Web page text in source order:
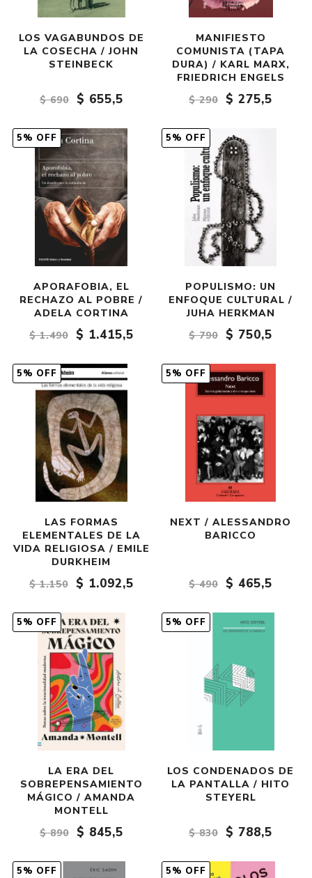
LOS VAGABUNDOS DE
LA COSECHA / JOHN
STEINBECK
$ 690 $ 655,5
MANIFIESTO
COMUNISTA (TAPA
DURA) / KARL MARX,
FRIEDRICH ENGELS
$ 290
$ 275,5
5% OFF
APORAFOBIA, EL
RECHAZO AL POBRE /
ADELA CORTINA
$ 1.490
$ 1.415,5
5% OFF
POPULISMO: UN
ENFOQUE CULTURAL /
JUHA HERKMAN
$ 790
$ 750,5
5% OFF
LAS FORMAS
ELEMENTALES DE LA
VIDA RELIGIOSA / EMILE
DURKHEIM
$ 1.150
$ 1.092,5
5% OFF
NEXT / ALESSANDRO
BARICCO
$ 490 $ 465,5
5% OFF
LA ERA DEL
SOBREPENSAMIENTO
MÁGICO / AMANDA
MONTELL
$ 890
$ 845,5
5% OFF
LOS CONDENADOS DE
LA PANTALLA / HITO
STEYERL
$ 830 $ 788,5
5% OFF 5% OFF